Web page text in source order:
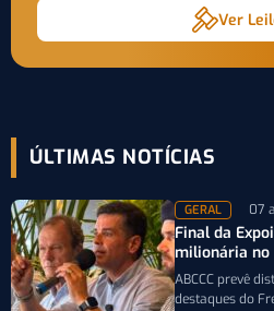
Ver
ÚLTIMAS NOTÍCIAS
GERAL 07
Final da
milionária no
ABCCC prevê
destaques do